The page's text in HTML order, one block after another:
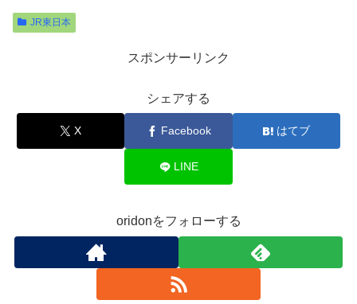
JR東日本
スポンサーリンク
シェアする
X Facebook はてブ
LINE
oridonをフォローする